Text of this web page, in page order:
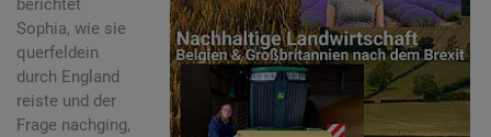
berichtet
Sophia, wie sie
querfeldein
durch England
reiste und der
Frage nachging,